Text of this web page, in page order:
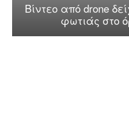
Βίντεο από drone
φωτιάς στο